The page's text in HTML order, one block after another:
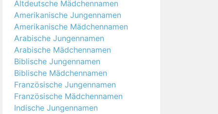
Altdeutsche Mädchennamen
Amerikanische Jungennamen
Amerikanische Mädchennamen
Arabische Jungennamen
Arabische Mädchennamen
Biblische Jungennamen
Biblische Mädchennamen
Französische Jungennamen
Französische Mädchennamen
Indische Jungennamen